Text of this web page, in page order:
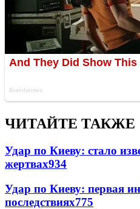
ЧИТАЙТЕ ТАКЖЕ
Удар по Киеву: стало
жертвах934
Удар по Киеву: первая
последствиях775